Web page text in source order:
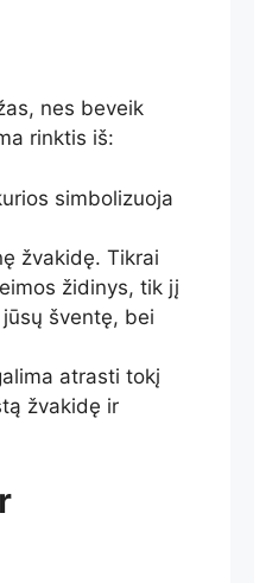
nes beveik
rinktis iš:
simbolizuoja
žvakidę. Tikrai
židinys, tik jį
šventę, bei
atrasti tokį
žvakidę ir